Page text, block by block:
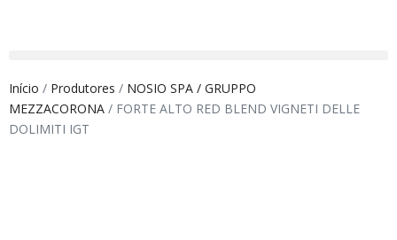
Início / Produtores / NOSIO SPA / GRUPPO
MEZZACORONA / FORTE ALTO RED BLEND VIGNETI DELLE
DOLIMITI IGT